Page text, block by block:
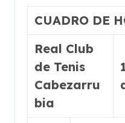
CUADRO DE
Real Club
de Tenis
Cabezarru
bia